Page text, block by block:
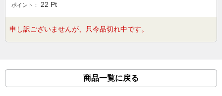
ポイント： 22 Pt
申し訳ございませんが、只今品切れ中です。
商品一覧に戻る